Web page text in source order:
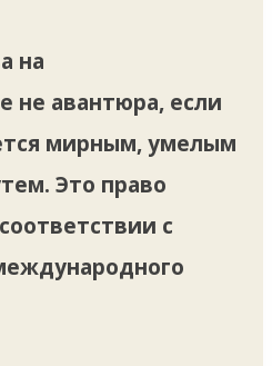
на
не авантюра, если
мирным, умелым
Это право
с